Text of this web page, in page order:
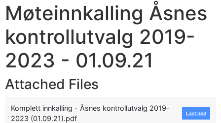
Møteinnkalling Åsnes
kontrollutvalg 2019-
2023 - 01.09.21
Attached Files
Komplett innkalling - Åsnes kontrollutvalg 2019-
2023 (01.09.21).pdf
Last ned